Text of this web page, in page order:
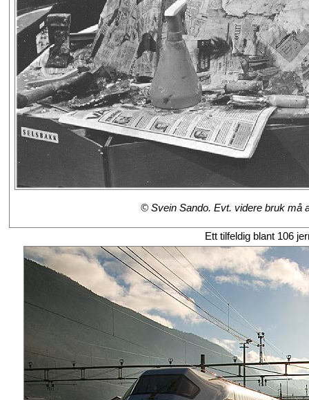
© Svein Sando. Evt. videre bruk må
Ett tilfeldig blant 106